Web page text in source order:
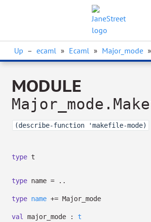
Up – ecaml » Ecaml » Major_mode
MODULE
(describe-function 'makefile-mode)
type t
type name = ..
type name += Major_mode
val major_mode : t